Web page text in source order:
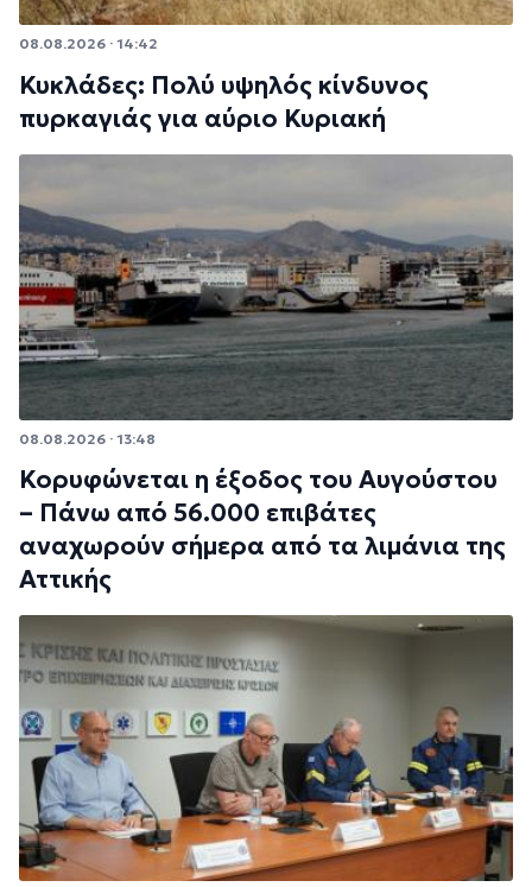
08.08.2026 · 14:42
Κυκλάδες: Πολύ υψηλός κίνδυνος
πυρκαγιάς για αύριο Κυριακή
08.08.2026 · 13:48
Κορυφώνεται η έξοδος του Αυγούστου
– Πάνω από 56.000 επιβάτες
αναχωρούν σήμερα από τα λιμάνια της
Αττικής